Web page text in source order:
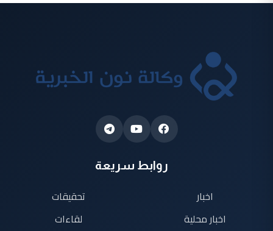
روابط سريعة
اخبار
اخبار محلية
تحقيقات
لقاءات